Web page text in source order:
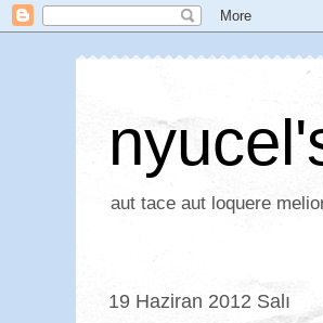
aut tace aut loquere
19 Haziran 2012 Salı